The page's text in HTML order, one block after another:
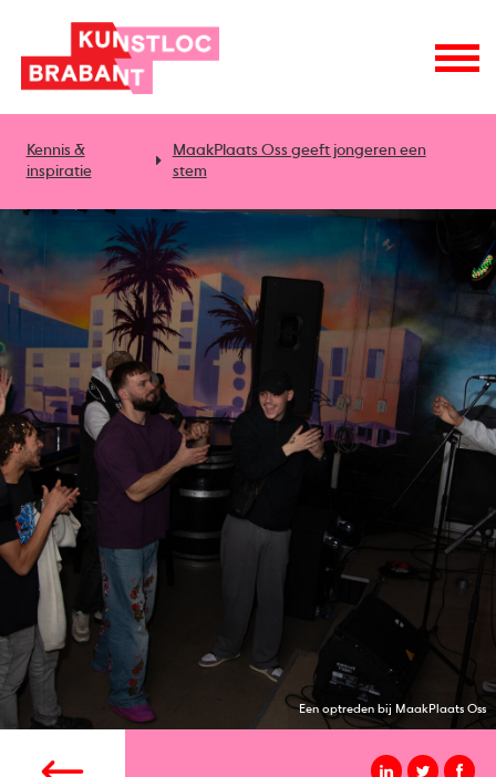
Kennis &
inspiratie
MaakPlaats Oss geeft jongeren een
stem
Een optreden bij MaakPlaats Oss